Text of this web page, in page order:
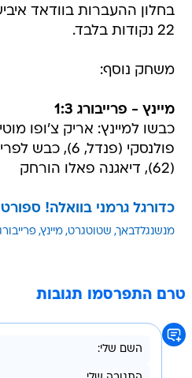
22 נקודות בלבד.
משחק נוסף:
מיינץ - פרייבורג 1:3
פולנסקי (פנדל,
(62), דיאגנה פאלו הורחק
כדורגל גרמני בוואלה! ספורט
מנשנגלדבאך שטוטגרט מיינץ
טרם התפרסמו תגובות